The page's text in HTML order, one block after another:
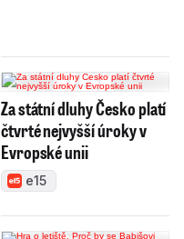
Za státní dluhy Česko platí
čtvrté nejvyšší úroky v
Evropské unii
e15